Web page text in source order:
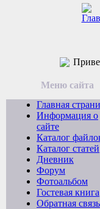
Меню сайта
Главная
Информация о
сайте
Каталог
Каталог статей
Дневник
Форум
Фотоальбом
Гостевая книга
Обратная связь